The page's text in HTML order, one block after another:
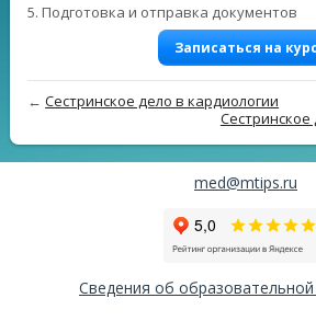
5. Подготовка и отправка документов
Записаться на
←Сестринское дело в кардиологии
Сестринское
med@mtips.ru
Сведения об образовательной